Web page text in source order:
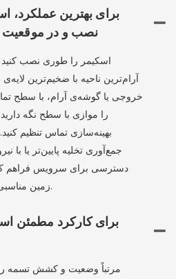
برای بهترین عملکرد،
نصب و در موقعیت
اسکیمر را طوری نصب
آرام‌ترین ناحیه با ضخیم‌ترین
خروجی یا گوشه‌ی آرام، با سطح
را موازی با سطح نگه
بهینه‌سازی تماس تنظیم
جمع‌آوری تخلیه پایین‌تر یا با
دسترسی برای سرویس فراهم
زمین مناسبی برای موتور فراهم کنید.
برای کارکرد مطمئن
مرتباً وضعیت و کشش تسمه